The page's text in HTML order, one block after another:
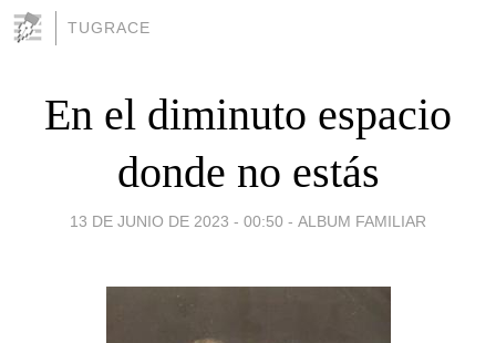
TUGRACE
En el diminuto espacio
donde no estás
13 DE JUNIO DE 2023 - 00:50 - ALBUM FAMILIAR